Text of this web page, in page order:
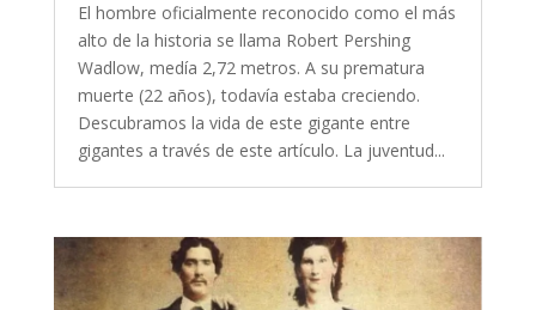
El hombre oficialmente reconocido como el más
alto de la historia se llama Robert Pershing
Wadlow, medía 2,72 metros. A su prematura
muerte (22 años), todavía estaba creciendo.
Descubramos la vida de este gigante entre
gigantes a través de este artículo. La juventud...